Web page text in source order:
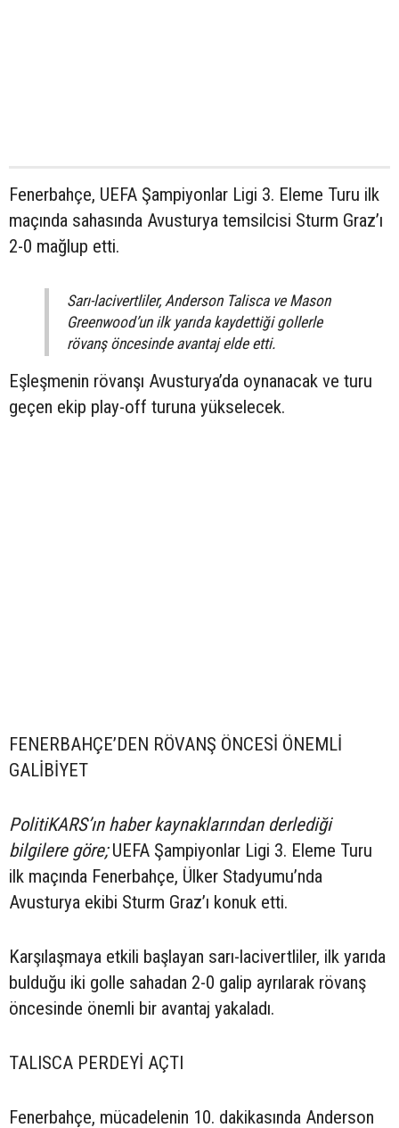
Fenerbahçe, UEFA Şampiyonlar Ligi 3. Eleme Turu ilk
maçında sahasında Avusturya temsilcisi Sturm Graz’ı
2-0 mağlup etti.
Sarı-lacivertliler, Anderson Talisca ve Mason
Greenwood’un ilk yarıda kaydettiği gollerle
rövanş öncesinde avantaj elde etti.
Eşleşmenin rövanşı Avusturya’da oynanacak ve turu
geçen ekip play-off turuna yükselecek.
FENERBAHÇE’DEN RÖVANŞ ÖNCESİ ÖNEMLİ
GALİBİYET
PolitiKARS’ın haber kaynaklarından derlediği
bilgilere göre;UEFA Şampiyonlar Ligi 3. Eleme Turu
ilk maçında Fenerbahçe, Ülker Stadyumu’nda
Avusturya ekibi Sturm Graz’ı konuk etti.
Karşılaşmaya etkili başlayan sarı-lacivertliler, ilk yarıda
bulduğu iki golle sahadan 2-0 galip ayrılarak rövanş
öncesinde önemli bir avantaj yakaladı.
TALISCA PERDEYİ AÇTI
Fenerbahçe, mücadelenin 10. dakikasında Anderson